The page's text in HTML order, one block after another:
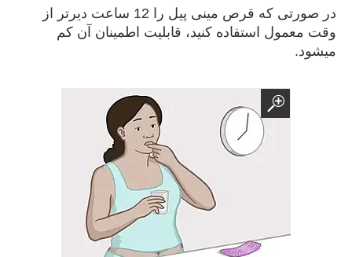
در صورتی که قرص مینی پیل را 12 ساعت دیرتر از
وقت معمول استفاده کنید، قابلیت اطمینان آن کم
میشود.